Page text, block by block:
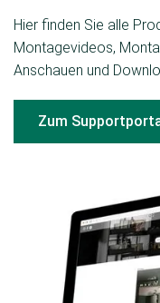
Hier finden Sie alle
Montagevideos,
Anschauen und
Zum